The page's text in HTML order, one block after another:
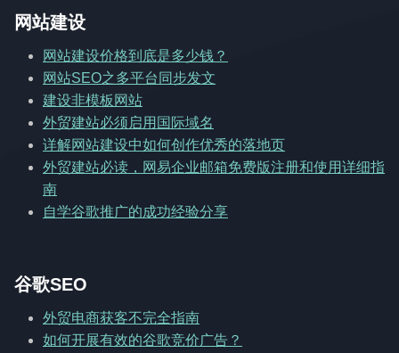
网站建设
网站建设价格到底是多少钱？
网站SEO之多平台同步发文
建设非模板网站
外贸建站必须启用国际域名
详解网站建设中如何创作优秀的落地页
外贸建站必读，网易企业邮箱免费版注册和使用详细指
南
自学谷歌推广的成功经验分享
谷歌SEO
外贸电商获客不完全指南
如何开展有效的谷歌竞价广告？